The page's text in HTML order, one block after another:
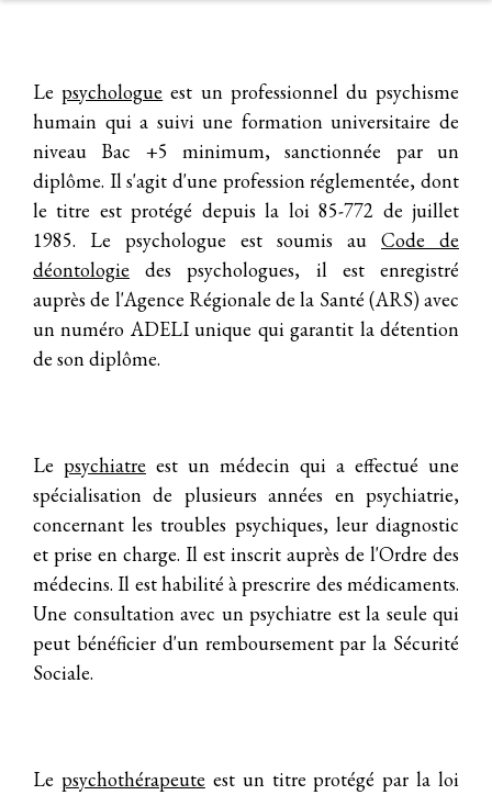
Lepsychologue est un professionnel du psychisme
humain qui a suivi une formation universitaire de
niveau Bac +5 minimum, sanctionnée par un
diplôme. Il s'agit d'une profession réglementée, dont
le titre est protégé depuis la loi 85-772 de juillet
1985. Le psychologue est soumis au Code de
déontologie des psychologues, il est enregistré
auprès de l'Agence Régionale de la Santé (ARS) avec
un numéro ADELI unique qui garantit la détention
de son diplôme.
Le psychiatre est un médecin qui a effectué une
spécialisation de plusieurs années en psychiatrie,
concernant les troubles psychiques, leur diagnostic
et prise en charge. Il est inscrit auprès de l'Ordre des
médecins. Il est habilité à prescrire des médicaments.
Une consultation avec un psychiatre est la seule qui
peut bénéficier d'un remboursementpar la Sécurité
Sociale.
Le psychothérapeute est un titre protégé par la loi